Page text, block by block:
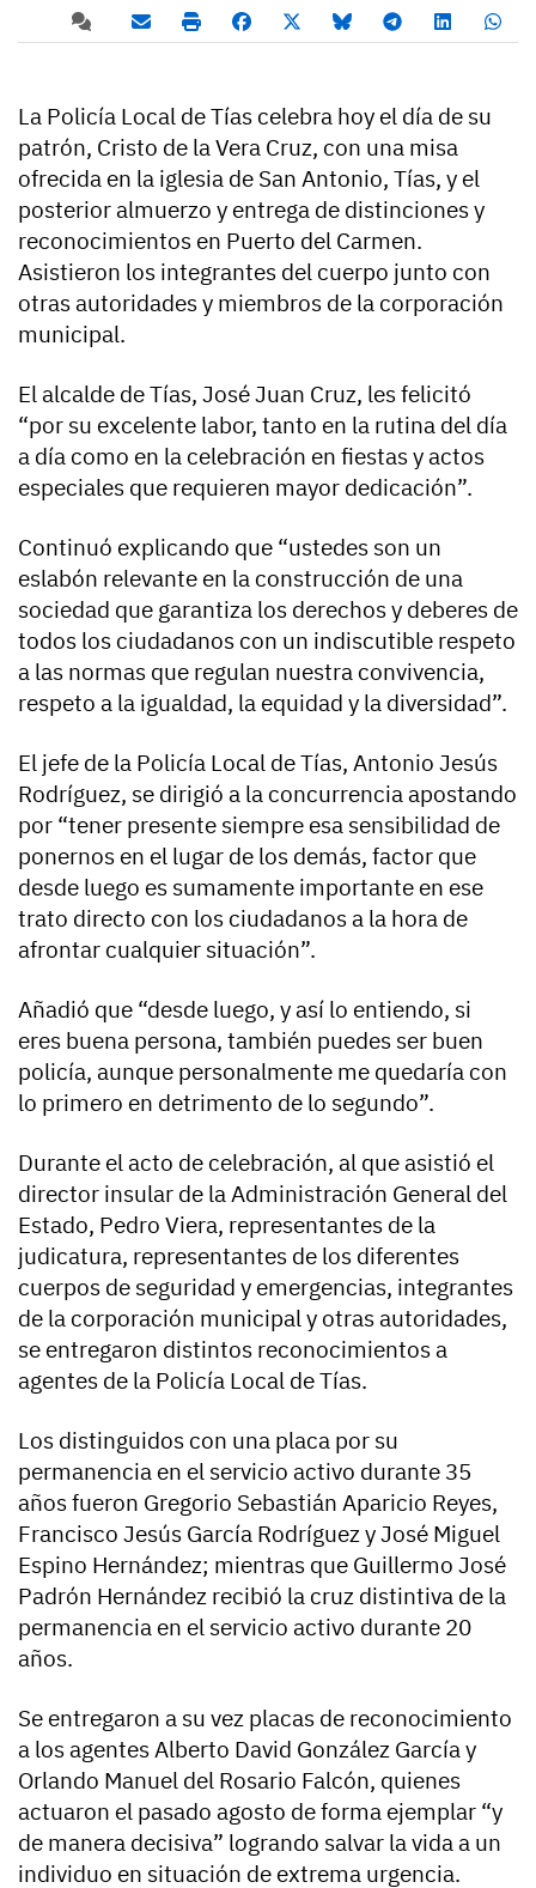
La Policía Local de Tías celebra hoy el día de su
patrón, Cristo de la Vera Cruz, con una misa
ofrecida en la iglesia de San Antonio, Tías, y el
posterior almuerzo y entrega de distinciones y
reconocimientos en Puerto del Carmen.
Asistieron los integrantes del cuerpo junto con
otras autoridades y miembros de la corporación
municipal.
El alcalde de Tías, José Juan Cruz, les felicitó
“por su excelente labor, tanto en la rutina del día
a día como en la celebración en fiestas y actos
especiales que requieren mayor dedicación”.
Continuó explicando que “ustedes son un
eslabón relevante en la construcción de una
sociedad que garantiza los derechos y deberes de
todos los ciudadanos con un indiscutible respeto
a las normas que regulan nuestra convivencia,
respeto a la igualdad, la equidad y la diversidad”.
El jefe de la Policía Local de Tías, Antonio Jesús
Rodríguez, se dirigió a la concurrencia apostando
por “tener presente siempre esa sensibilidad de
ponernos en el lugar de los demás, factor que
desde luego es sumamente importante en ese
trato directo con los ciudadanos a la hora de
afrontar cualquier situación”.
Añadió que “desde luego, y así lo entiendo, si
eres buena persona, también puedes ser buen
policía, aunque personalmente me quedaría con
lo primero en detrimento de lo segundo”.
Durante el acto de celebración, al que asistió el
director insular de la Administración General del
Estado, Pedro Viera, representantes de la
judicatura, representantes de los diferentes
cuerpos de seguridad y emergencias, integrantes
de la corporación municipal y otras autoridades,
se entregaron distintos reconocimientos a
agentes de la Policía Local de Tías.
Los distinguidos con una placa por su
permanencia en el servicio activo durante 35
años fueron Gregorio Sebastián Aparicio Reyes,
Francisco Jesús García Rodríguez y José Miguel
Espino Hernández; mientras que Guillermo José
Padrón Hernández recibió la cruz distintiva de la
permanencia en el servicio activo durante 20
años.
Se entregaron a su vez placas de reconocimiento
a los agentes Alberto David González García y
Orlando Manuel del Rosario Falcón, quienes
actuaron el pasado agosto de forma ejemplar “y
de manera decisiva” logrando salvar la vida a un
individuo en situación de extrema urgencia.